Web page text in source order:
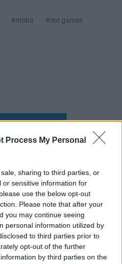
Process My Personal
sharing to third parties, or
or sensitive information for
use the below opt-out
Please note that after your
you may continue seeing
personal information utilized by
to third parties prior to
opt-out of the further
by third parties on the
#moba #riot games
a hétvégén:
és Diablo IV: